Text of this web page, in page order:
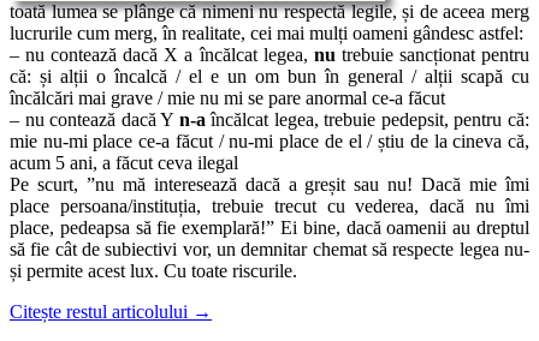
toată lumea se plânge că nimeni nu respectă legile, și de aceea merg
lucrurile cum merg, în realitate, cei mai mulți oameni gândesc astfel:
– nu contează dacă X a încălcat legea, nu trebuie sancționat pentru
că: și alții o încalcă / el e un om bun în general / alții scapă cu
încălcări mai grave / mie nu mi se pare anormal ce-a făcut
– nu contează dacă Y n-a încălcat legea, trebuie pedepsit, pentru că:
mie nu-mi place ce-a făcut / nu-mi place de el / știu de la cineva că,
acum 5 ani, a făcut ceva ilegal
Pe scurt, ”nu mă interesează dacă a greșit sau nu! Dacă mie îmi
place persoana/instituția, trebuie trecut cu vederea, dacă nu îmi
place, pedeapsa să fie exemplară!” Ei bine, dacă oamenii au dreptul
să fie cât de subiectivi vor, un demnitar chemat să respecte legea nu-
și permite acest lux. Cu toate riscurile.
Citește restul articolului →